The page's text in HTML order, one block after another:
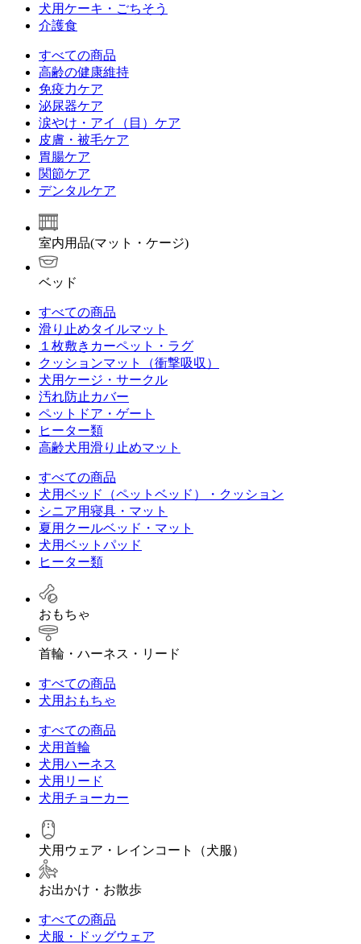
犬用ケーキ・ごちそう
介護食
すべての商品
高齢の健康維持
免疫力ケア
泌尿器ケア
涙やけ・アイ（目）ケア
皮膚・被毛ケア
胃腸ケア
関節ケア
デンタルケア
室内用品(マット・ケージ)
ベッド
すべての商品
滑り止めタイルマット
１枚敷きカーペット・ラグ
クッションマット（衝撃吸収）
犬用ケージ・サークル
汚れ防止カバー
ペットドア・ゲート
ヒーター類
高齢犬用滑り止めマット
すべての商品
犬用ベッド（ペットベッド）・クッション
シニア用寝具・マット
夏用クールベッド・マット
犬用ベットパッド
ヒーター類
おもちゃ
首輪・ハーネス・リード
すべての商品
犬用おもちゃ
すべての商品
犬用首輪
犬用ハーネス
犬用リード
犬用チョーカー
犬用ウェア・レインコート（犬服）
お出かけ・お散歩
すべての商品
犬服・ドッグウェア